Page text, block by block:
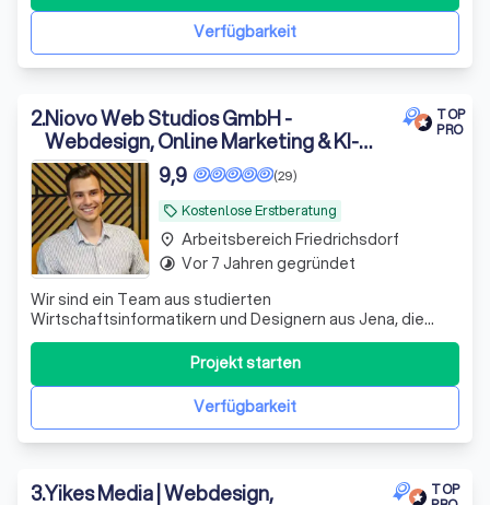
Verfügbarkeit
2.Niovo Web Studios GmbH -
Webdesign, Online Marketing & KI-
Automatisierung
TOP
PRO
local_offer Kostenlose Erstberatung
(29)
9,9
Wir sind ein Team aus studierten
Wirtschaftsinformatikern und Designern aus Jena, die
Unternehmen dabei unterstützen, sichtbarer zu werden
und neue Kunden zu gewinnen. Dabei setzen wir nicht nur
auf modernes Webdesign, sondern auch auf Online-
Marketing, KI-Technologien und clevere
Verfügbarkeit
Projekt starten
place Arbeitsbereich Friedrichsdorf
timelapse Vor 7 Jahren gegründet
3.Yikes Media | Webdesign,
TOP